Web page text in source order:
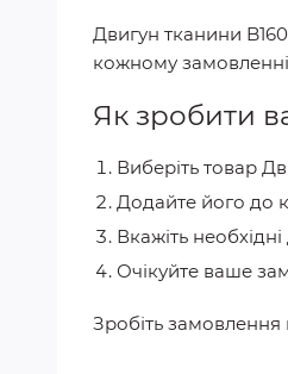
Двигун тканини
кожному
Як зробити
Виберіть товар
Додайте його до
Вкажіть
Очікуйте ваше
Зробіть замовлення